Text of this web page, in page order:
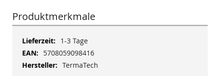
Produktmerkmale
Mehr
Informationen
1-3 Tage
5708059098416
TermaTech